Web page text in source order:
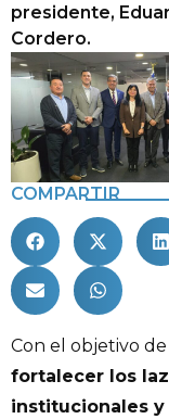
presidente,
Cordero.
COMPARTIR
Con el objetivo de
fortalecer los
institucionales y